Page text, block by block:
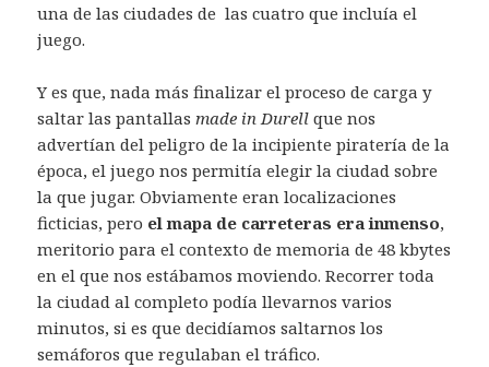
una de las ciudades de las cuatro que incluía el
juego.
Y es que, nada más finalizar el proceso de carga y
saltar las pantallasmade in Durell que nos
advertían del peligro de la incipiente piratería de la
época, el juego nos permitía elegir la ciudad sobre
la que jugar. Obviamente eran localizaciones
ficticias, pero el mapa de carreteras era inmenso,
meritorio para el contexto de memoria de 48 kbytes
en el que nos estábamos moviendo. Recorrer toda
la ciudad al completo podía llevarnos varios
minutos, si es que decidíamos saltarnos los
semáforos que regulaban el tráfico.